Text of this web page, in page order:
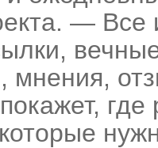
— Все
мнения,